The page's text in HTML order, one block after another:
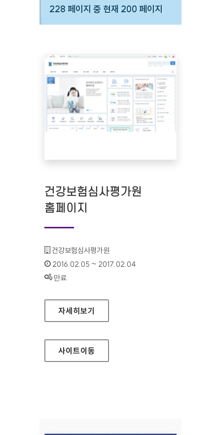
228 페이지 중 현재 200 페이지
건강보험심사평가원
홈페이지
기관명 :
건강보험심사평가원
인증기간 :
2016.02.05 ~ 2017.02.04
상태 :
만료
건강보험심사평가원 홈페이지
자세히보기
사이트이동